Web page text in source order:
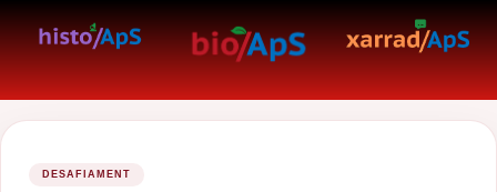
DESAFIAMENT